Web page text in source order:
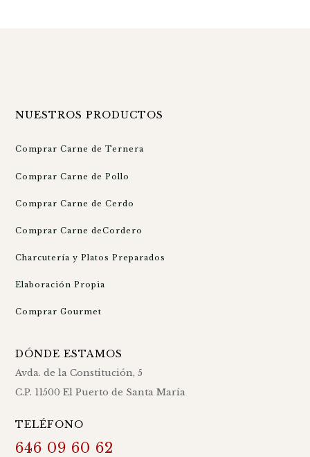
NUESTROS PRODUCTOS
Comprar Carne de Ternera
Comprar Carne de Pollo
Comprar Carne de Cerdo
Comprar Carne deCordero
Charcutería y Platos Preparados
Elaboración Propia
Comprar Gourmet
DÓNDE ESTAMOS
Avda. de la Constitución, 5
C.P. 11500 El Puerto de Santa María
TELÉFONO
646 09 60 62